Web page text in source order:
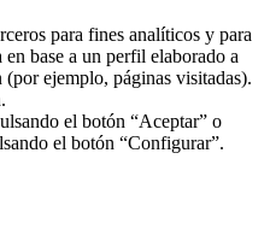
para fines analíticos y para
base a un perfil elaborado a
ejemplo, páginas visitadas).
el botón “Aceptar” o
el botón “Configurar”.